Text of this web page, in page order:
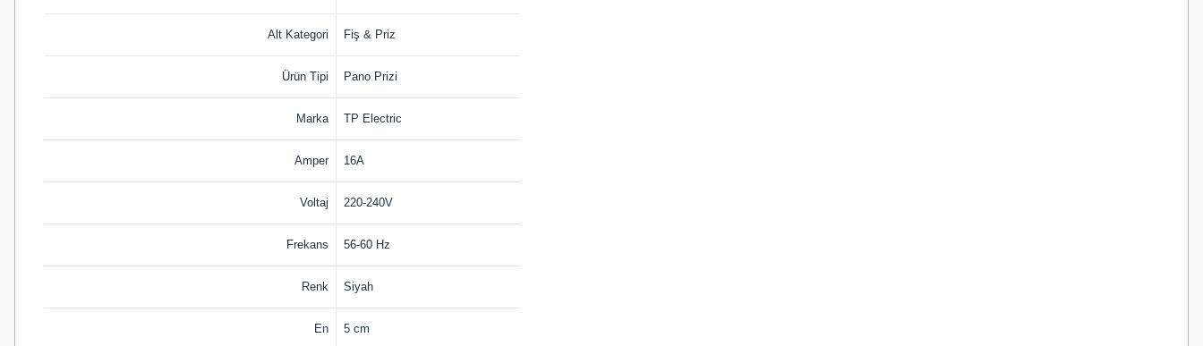
Alt Kategori Fiş & Priz
Ürün Tipi Pano Prizi
Marka TP Electric
Amper 16A
Voltaj 220-240V
Frekans 56-60 Hz
Renk Siyah
En 5 cm